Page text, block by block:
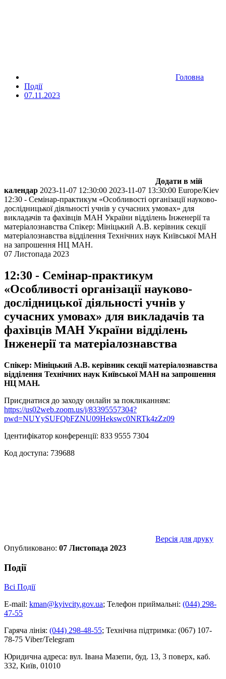
Головна
Події
07.11.2023
Додати в мій
календар 2023-11-07 12:30:00 2023-11-07 13:30:00 Europe/Kiev
12:30 - Семінар-практикум «Особливості організації науково-
дослідницької діяльності учнів у сучасних умовах» для
викладачів та фахівців МАН України відділень Інженерії та
матеріалознавства Спікер: Мініцький А.В. керівник секції
матеріалознавства відділення Технічних наук Київської МАН
на запрошення НЦ МАН.
07 Листопада 2023
12:30 - Семінар-практикум
«Особливості організації науково-
дослідницької діяльності учнів у
сучасних умовах» для викладачів та
фахівців МАН України відділень
Інженерії та матеріалознавства
Спікер: Мініцький А.В. керівник секції матеріалознавства
відділення Технічних наук Київської МАН на запрошення
НЦ МАН.
Приєднатися до заходу онлайн за покликанням:
https://us02web.zoom.us/j/83395557304?
pwd=NUYySUFQbFZNU09Hekswc0NRTk4zZz09
Ідентифікатор конференції: 833 9555 7304
Код доступа: 739688
Версія для друку
Опубликовано: 07 Листопада 2023
Події
Всі Події
E-mail: kman@kyivcity.gov.ua; Телефон приймальні: (044) 298-
47-55
Гаряча лінія: (044) 298-48-55; Технічна підтримка: (067) 107-
78-75 Viber/Telegram
Юридична адреса: вул. Івана Мазепи, буд. 13, 3 поверх, каб.
332, Київ, 01010